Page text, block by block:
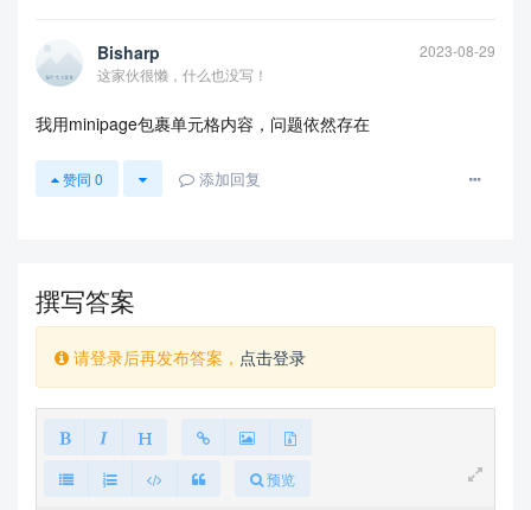
Bisharp
2023-08-29
这家伙很懒，什么也没写！
我用minipage包裹单元格内容，问题依然存在
赞同 0 添加回复
撰写答案
请登录后再发布答案， 点击登录
预览